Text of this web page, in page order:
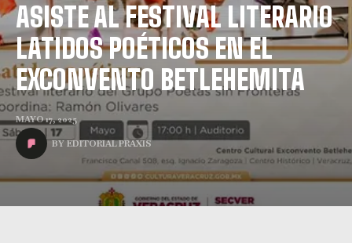
ASISTE AL FESTIVAL LITERARIO
LATIDOS POÉTICOS EN EL
EXCONVENTO BETLEHEMITA
MAYO 17, 2025
BY EDITORIAL PRAXIS